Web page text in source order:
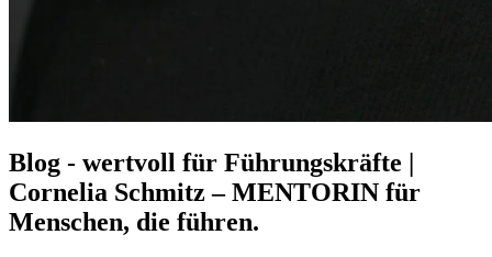
Blog - wertvoll für Führungskräfte |
Cornelia Schmitz – MENTORIN für
Menschen, die führen.